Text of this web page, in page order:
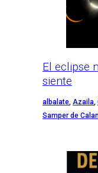
El eclipse
siente
albalate, Azaila,
Samper de